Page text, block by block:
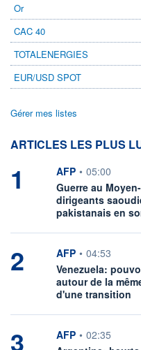
Or
CAC 40
TOTALENERGIES
EUR/USD SPOT
Gérer mes listes
ARTICLES LES PLUS
1 information fournie
AFP • 05:00
Guerre au
dirigeants
pakistanais en
2 information fournie
AFP • 04:53
Venezuela:
autour de la
d'une transition
3 information fournie
AFP • 02:35